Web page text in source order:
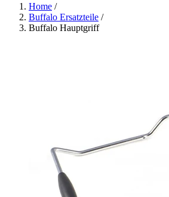
Home /
Buffalo Ersatzteile /
Buffalo Hauptgriff